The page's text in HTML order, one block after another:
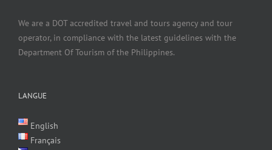
We are a DOT accredited travel and tours agency and tour
operator, in compliance with the latest guidelines with the
Department Of Tourism of the Philippines.
LANGUE
English
Français